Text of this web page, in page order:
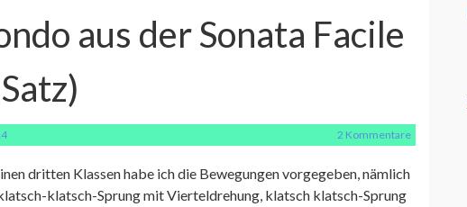
aus der Sonata Facile
2 Kommentare
dritten Klassen habe ich die Bewegungen vorgegeben, nämlich
klatsch-Sprung mit Vierteldrehung, klatsch klatsch-Sprung